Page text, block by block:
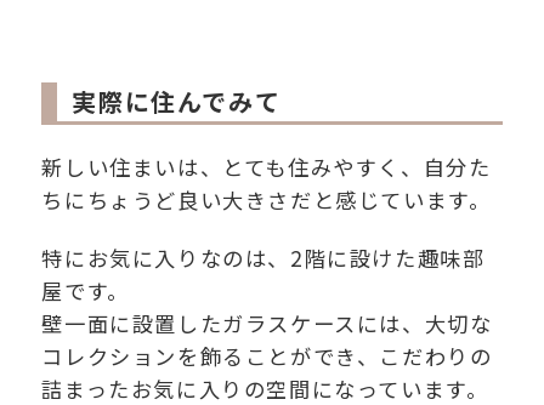
実際に住んでみて
新しい住まいは、とても住みやすく、自分た
ちにちょうど良い大きさだと感じています。
特にお気に入りなのは、2階に設けた趣味部
屋です。
壁一面に設置したガラスケースには、大切な
コレクションを飾ることができ、こだわりの
詰まったお気に入りの空間になっています。